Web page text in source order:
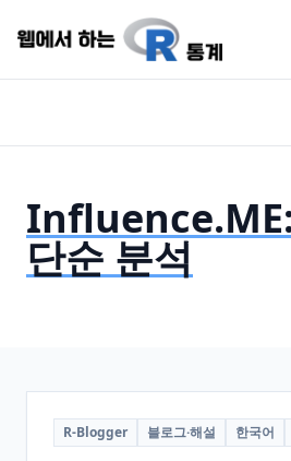
단순 분석
R-Blogger 블로그·해설 한국어